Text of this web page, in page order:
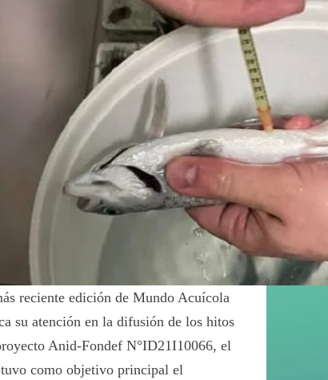
reciente edición de Mundo Acuícola
su atención en la difusión de los hitos
Anid-Fondef N°ID21I10066, el
como objetivo principal el